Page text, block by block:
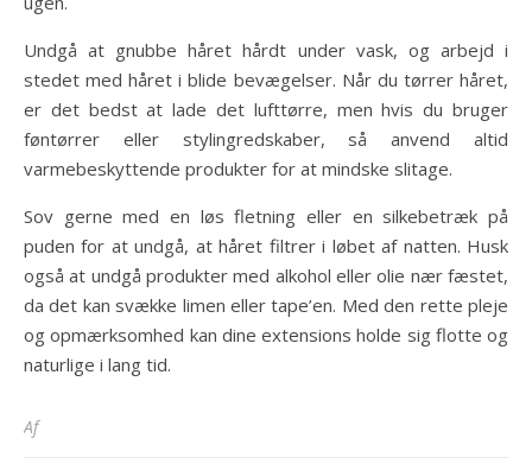
Undgå at gnubbe håret hårdt under vask, og arbejd i
stedet med håret i blide bevægelser. Når du tørrer håret,
er det bedst at lade det lufttørre, men hvis du bruger
føntørrer eller stylingredskaber, så anvend altid
varmebeskyttende produkter for at mindske slitage.
Sov gerne med en løs fletning eller en silkebetræk på
puden for at undgå, at håret filtrer i løbet af natten. Husk
også at undgå produkter med alkohol eller olie nær fæstet,
da det kan svække limen eller tape’en. Med den rette pleje
og opmærksomhed kan dine extensions holde sig flotte og
naturlige i lang tid.
Af